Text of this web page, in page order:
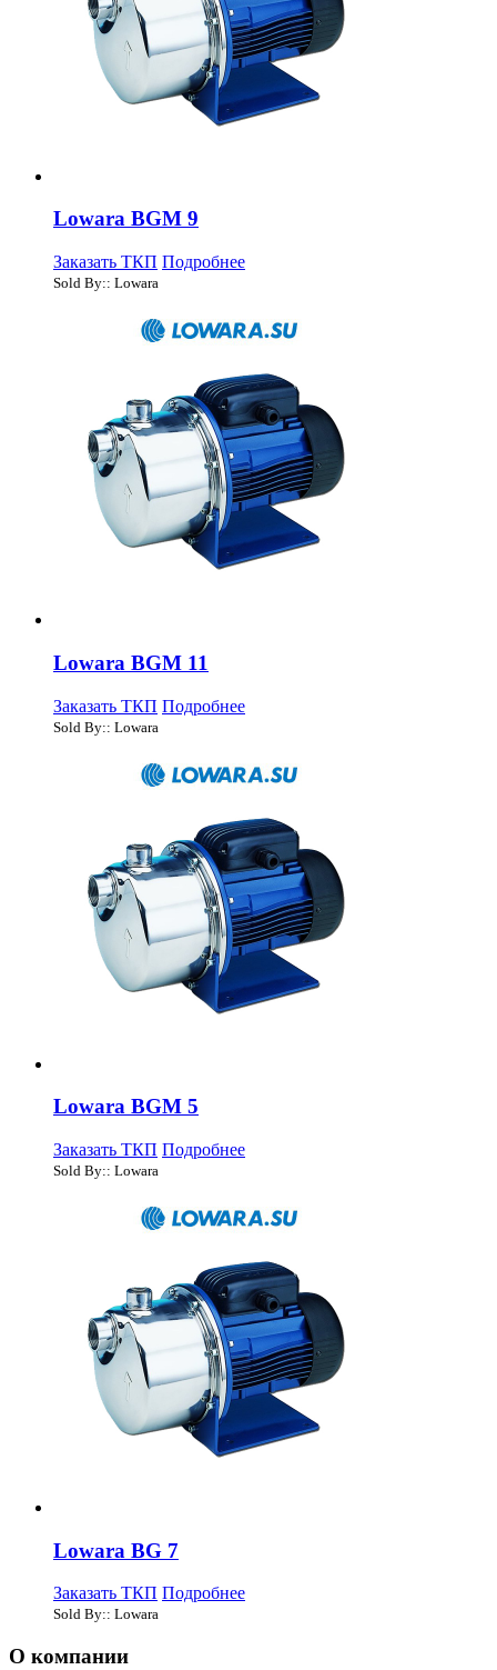
Lowara BGM 9
Заказать ТКП Подробнее
Sold By:: Lowara
Lowara BGM 11
Заказать ТКП Подробнее
Sold By:: Lowara
Lowara BGM 5
Заказать ТКП Подробнее
Sold By:: Lowara
Lowara BG 7
Заказать ТКП Подробнее
Sold By:: Lowara
О компании